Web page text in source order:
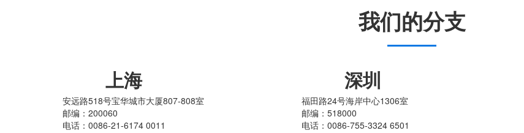
我们的分支
上海
安远路518号宝华城市大厦807-808室
邮编：200060
电话：0086-21-6174 0011
深圳
福田路24号海岸中心1306室
邮编：518000
电话：0086-755-3324 6501